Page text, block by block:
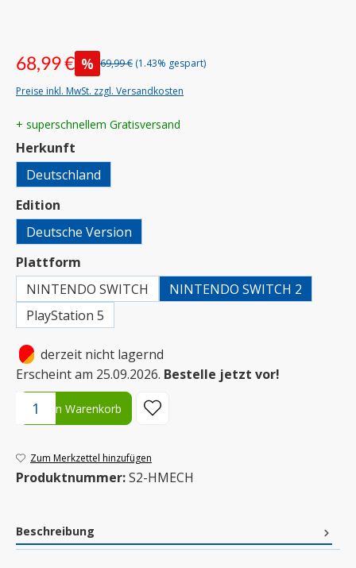
68,99 € % 69,99 € (1.43% gespart)
Preise inkl. MwSt. zzgl. Versandkosten
+ superschnellem Gratisversand
Herkunft
Deutschland
Edition
Deutsche Version
Plattform
NINTENDO SWITCH
NINTENDO SWITCH 2
PlayStation 5
•
derzeit nicht lagernd
Erscheint am 25.09.2026. Bestelle jetzt vor!
Produkt Anzahl: Gib den gewünschten Wert ein oder benutze
In den Warenkorb
Zum Merkzettel hinzufügen
Produktnummer:S2-HMECH
Beschreibung